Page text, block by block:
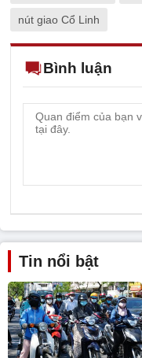
nút giao Cổ Linh
Bình luận
Tin nổi bật